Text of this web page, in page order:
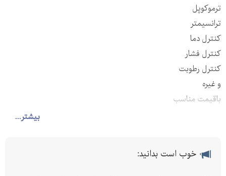
بیشتر...
ترموکوپل
ترانسيمتر
کنترل دما
کنترل فشار
کنترل رطوبت
و غيره
باقيمت مناسب
خوب است بدانید: